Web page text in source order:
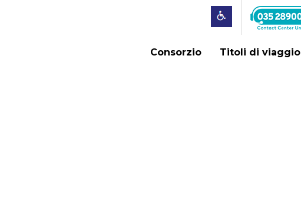
Consorzio Titoli di viaggio